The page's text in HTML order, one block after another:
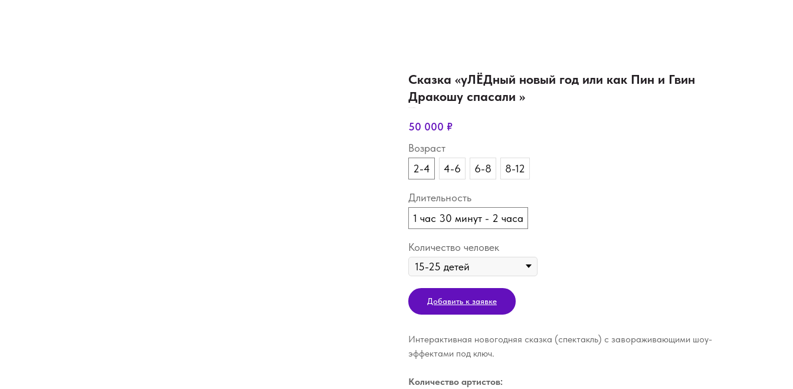
Сказка «уЛЁДный новый год или как Пин и Гвин
Дракошу спасали »
50 000 ₽
Возраст
2-4
4-6 6-8 8-12
Длительность
1 час 30 минут - 2 часа
Количество человек
Добавить к заявке
Интерактивная новогодняя сказка (спектакль) с завораживающими шоу-
эффектами под ключ.
Количество артистов: